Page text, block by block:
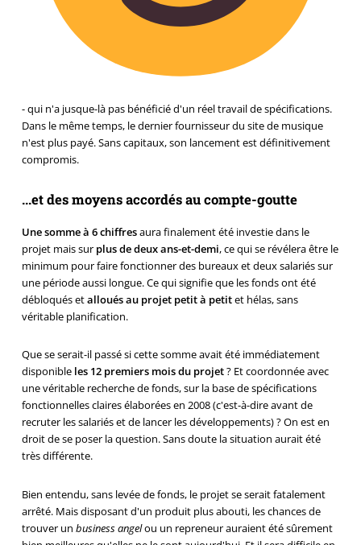
- qui n'a jusque-là pas bénéficié d'un réel travail de spécifications.
Dans le même temps, le dernier fournisseur du site de musique
n'est plus payé. Sans capitaux, son lancement est définitivement
compromis.
...et des moyens accordés au compte-goutte
Une somme à 6 chiffresaura finalement été investie dans le
projet mais surplus de deux ans-et-demi, ce qui se révélera être le
minimum pour faire fonctionner des bureaux et deux salariés sur
une période aussi longue. Ce qui signifie que les fonds ont été
débloqués etalloués au projet petit à petitet hélas, sans
véritable planification.
Que se serait-il passé si cette somme avait été immédiatement
disponible les 12 premiers mois du projet? Et coordonnée avec
une véritable recherche de fonds, sur la base de spécifications
fonctionnelles claires élaborées en 2008 (c'est-à-dire avant de
recruter les salariés et de lancer les développements) ? On est en
droit de se poser la question. Sans doute la situation aurait été
très différente.
Bien entendu, sans levée de fonds, le projet se serait fatalement
arrêté. Mais disposant d'un produit plus abouti, les chances de
trouver un business angelou un repreneur auraient été sûrement